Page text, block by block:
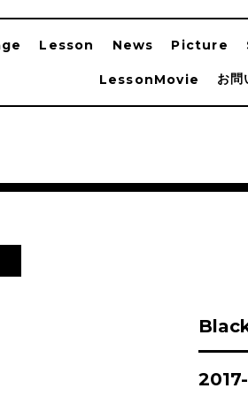
Lesson News Picture
LessonMovie お問